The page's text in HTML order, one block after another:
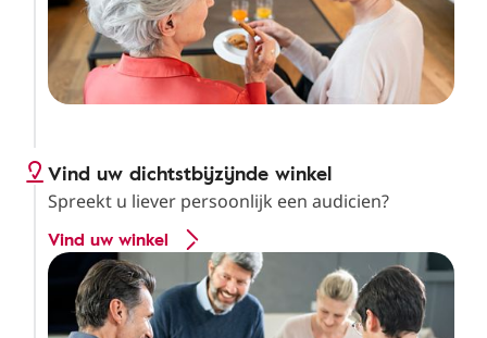
Vind uw dichtstbijzijnde winkel
Spreekt u liever persoonlijk een audicien?
Vind uw winkel